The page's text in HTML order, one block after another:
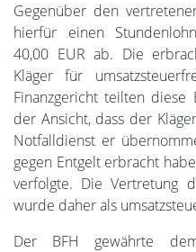
Gegenüber den
hierfür einen
40,00 EUR ab. Die
Kläger für
Finanzgericht teilten diese
der Ansicht, dass der
Notfalldienst er
gegen Entgelt erbracht
verfolgte. Die Vertretung
wurde daher als
Der BFH gewährte